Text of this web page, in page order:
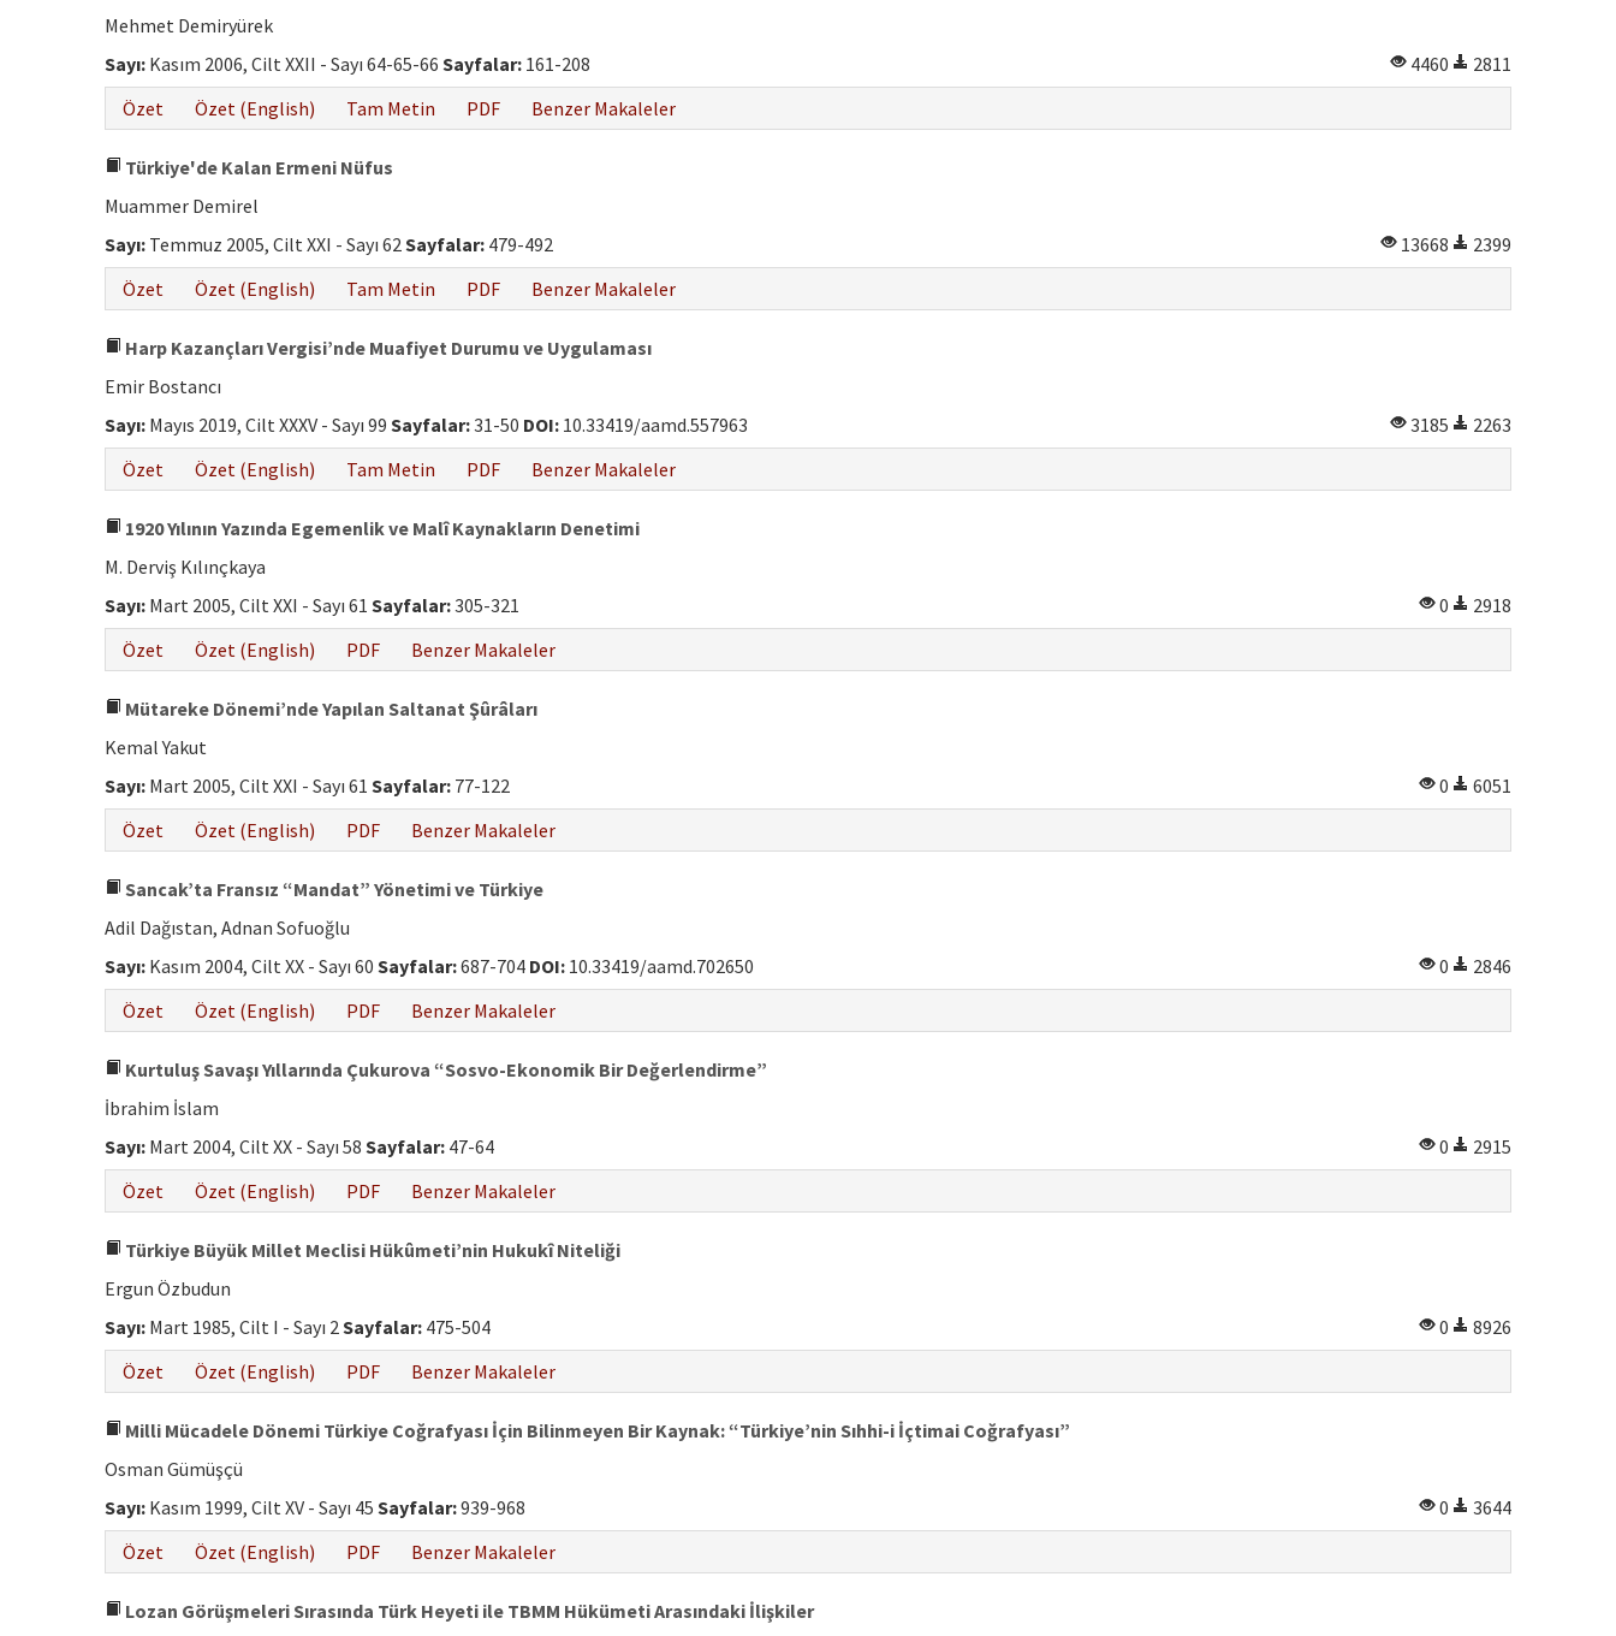
Mehmet Demiryürek
Sayı: Kasım 2006, Cilt XXII - Sayı 64-65-66 Sayfalar: 161-208 4460
2811
Özet
Özet (English) Tam Metin PDF Benzer Makaleler
Türkiye'de Kalan Ermeni Nüfus
Muammer Demirel
Sayı: Temmuz 2005, Cilt XXI - Sayı 62Sayfalar: 479-492 13668
2399
Özet
Özet (English) Tam Metin PDF Benzer Makaleler
Harp Kazançları Vergisi’nde Muafiyet Durumu ve Uygulaması
Emir Bostancı
Sayı: Mayıs 2019, Cilt XXXV - Sayı 99 Sayfalar:31-50 DOI: 10.33419/aamd.557963 3185
2263
Özet
Özet (English) Tam Metin PDF Benzer Makaleler
1920 Yılının Yazında Egemenlik ve Malî Kaynakların Denetimi
M. Derviş Kılınçkaya
Sayı: Mart 2005, Cilt XXI - Sayı 61 Sayfalar:305-321 0
2918
Özet
Özet (English) PDF Benzer Makaleler
Mütareke Dönemi’nde Yapılan Saltanat Şûrâları
Kemal Yakut
Sayı: Mart 2005, Cilt XXI - Sayı 61 Sayfalar: 77-122 0
6051
Özet
Özet (English) PDF Benzer Makaleler
Sancak’ta Fransız “Mandat” Yönetimi ve Türkiye
Adil Dağıstan, Adnan Sofuoğlu
Sayı: Kasım 2004, Cilt XX - Sayı 60 Sayfalar:687-704 DOI: 10.33419/aamd.702650 0
2846
Özet
Özet (English) PDF Benzer Makaleler
Kurtuluş Savaşı Yıllarında Çukurova “Sosvo-Ekonomik Bir Değerlendirme”
İbrahim İslam
Sayı: Mart 2004, Cilt XX - Sayı 58 Sayfalar: 47-64 0
2915
Özet
Özet (English) PDF Benzer Makaleler
Türkiye Büyük Millet Meclisi Hükûmeti’nin Hukukî Niteliği
Ergun Özbudun
Sayı: Mart 1985, Cilt I - Sayı 2Sayfalar: 475-504 0
8926
Özet
Özet (English) PDF Benzer Makaleler
Milli Mücadele Dönemi Türkiye Coğrafyası İçin Bilinmeyen Bir Kaynak: “Türkiye’nin Sıhhi-i İçtimai Coğrafyası”
Osman Gümüşçü
Sayı: Kasım 1999, Cilt XV - Sayı 45 Sayfalar:939-968 0
3644
Özet
Özet (English) PDF Benzer Makaleler
Lozan Görüşmeleri Sırasında Türk Heyeti ile TBMM Hükümeti Arasındaki İlişkiler